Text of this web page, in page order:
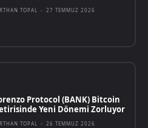
TOPAL - 27 TEMMUZ 2026
Protocol (BANK) Bitcoin
Yeni Dönemi Zorluyor
TOPAL - 26 TEMMUZ 2026